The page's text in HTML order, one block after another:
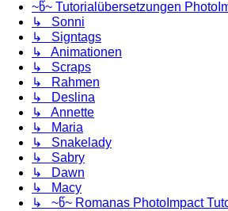
~წ~ Tutorialübersetzungen
↳ Sonni
↳ Signtags
↳ Animationen
↳ Scraps
↳ Rahmen
↳ Deslina
↳ Annette
↳ Maria
↳ Snakelady
↳ Sabry
↳ Dawn
↳ Macy
↳ ~წ~ Romanas PhotoImpact